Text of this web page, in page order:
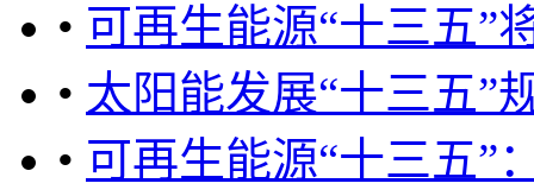
• 可再生能源“十三五”
• 太阳能发展“十三五”
• 可再生能源“十三五”